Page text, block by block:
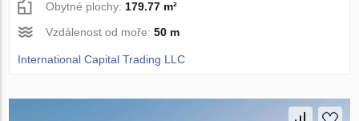
Obytné plochy: 179.77 m²
Vzdálenost od moře:50 m
International Capital Trading LLC